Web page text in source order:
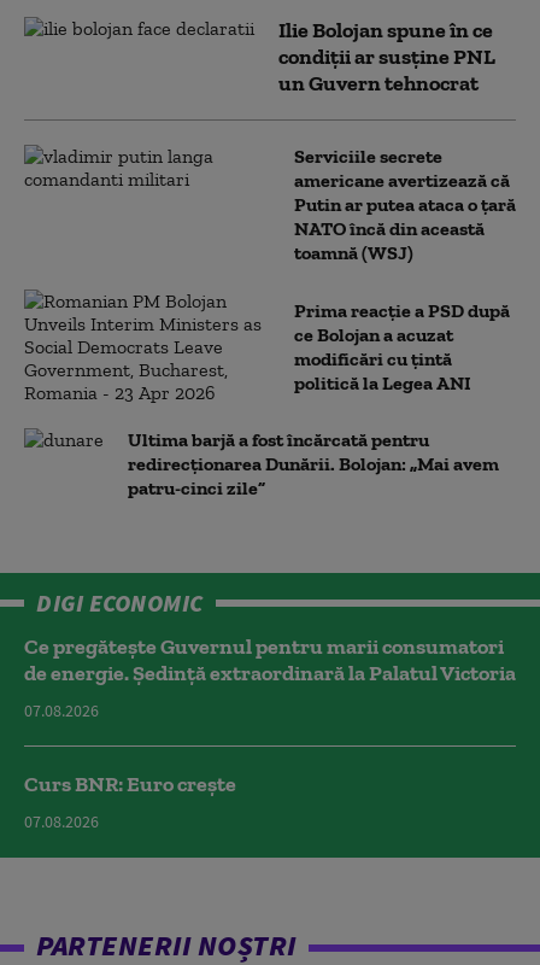
Ilie Bolojan spune în ce
condiții ar susține PNL
un Guvern tehnocrat
Serviciile secrete
americane avertizează că
Putin ar putea ataca o țară
NATO încă din această
toamnă (WSJ)
Prima reacție a PSD după
ce Bolojan a acuzat
modificări cu țintă
politică la Legea ANI
Ultima barjă a fost încărcată pentru
redirecționarea Dunării. Bolojan: „Mai avem
patru-cinci zile”
DIGI ECONOMIC
Ce pregătește Guvernul pentru marii consumatori
de energie. Ședință extraordinară la Palatul Victoria
07.08.2026
Curs BNR: Euro crește
07.08.2026
PARTENERII NOȘTRI